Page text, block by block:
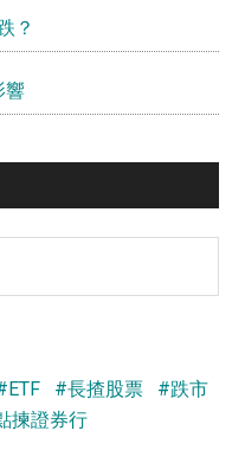
？
響
#長揸股票
#跌市
揀證券行